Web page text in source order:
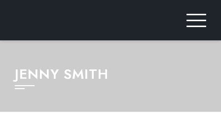
JENNY SMITH